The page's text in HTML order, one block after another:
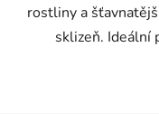
rostliny a
sklizeň. Ideální